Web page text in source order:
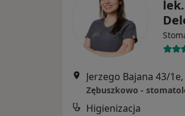
Jerzego Bajana 43/1e,
Zębuszkowo -
Higienizacja